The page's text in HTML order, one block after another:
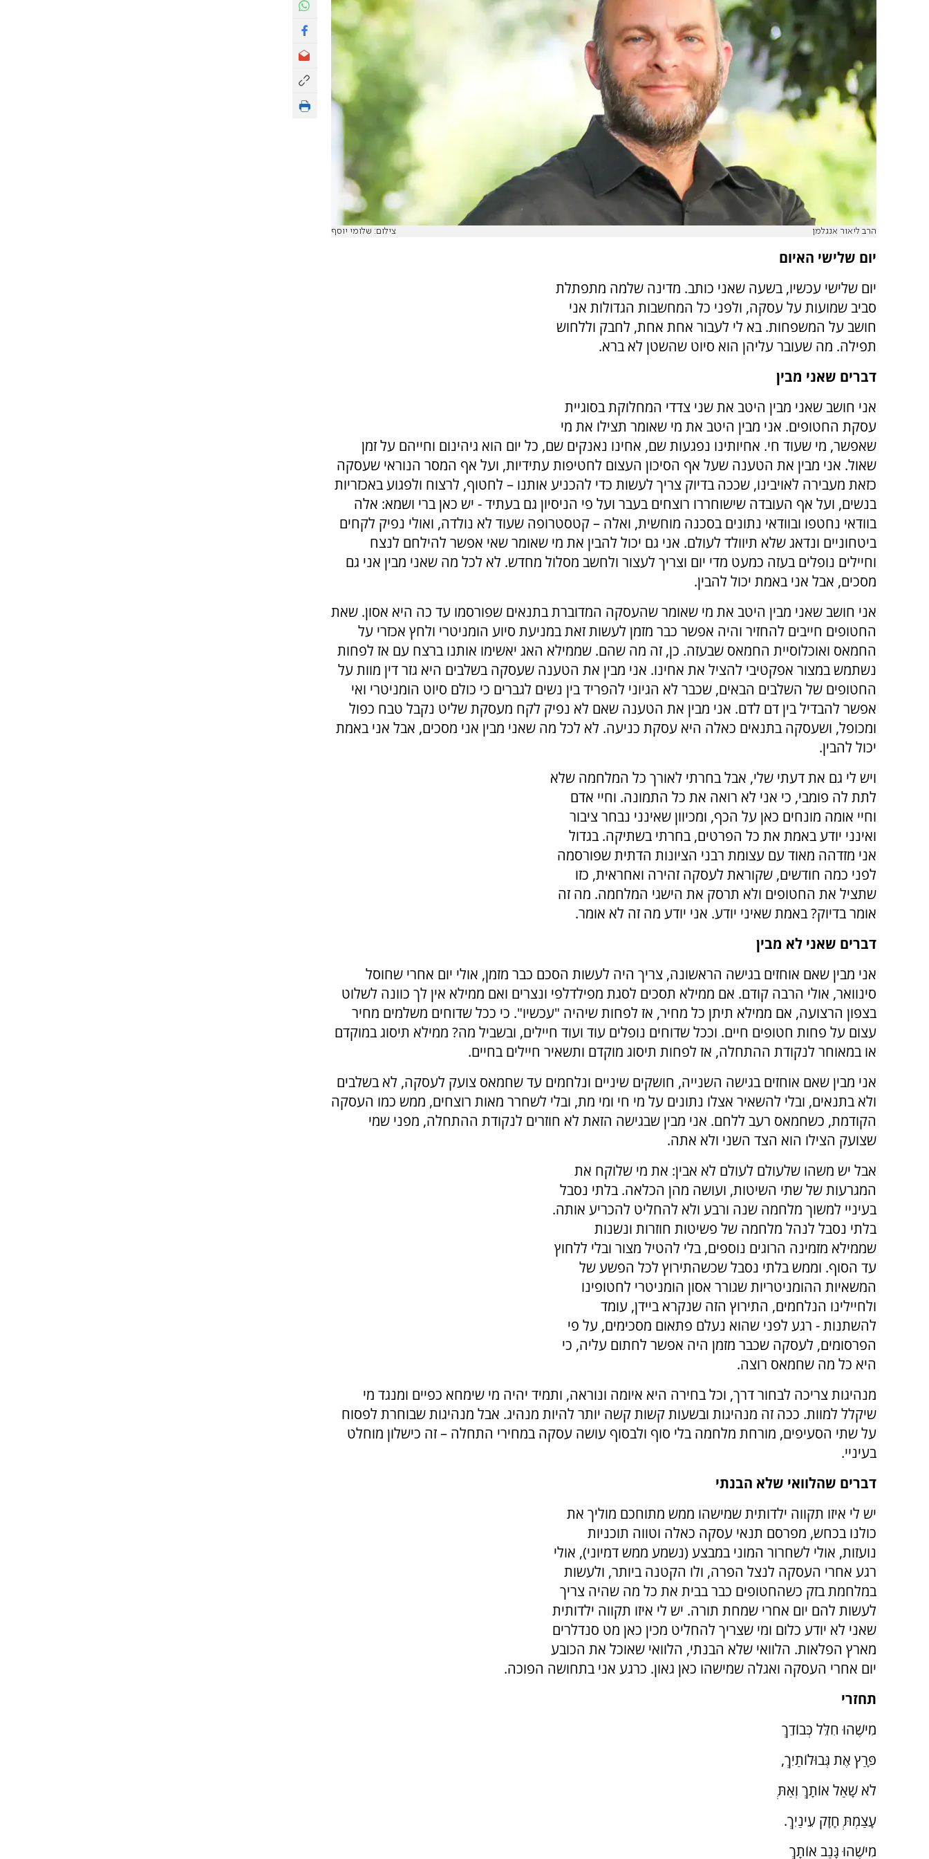
הרב ליאור אנגלמן צילום: שלומי יוסף
יום שלישי האיום
יום שלישי עכשיו, בשעה שאני כותב. מדינה שלמה מתפתלת
סביב שמועות על עסקה, ולפני כל המחשבות הגדולות אני
חושב על המשפחות. בא לי לעבור אחת אחת, לחבק וללחוש
תפילה. מה שעובר עליהן הוא סיוט שהשטן לא ברא.
דברים שאני מבין
אני חושב שאני מבין היטב את שני צדדי המחלוקת בסוגיית
עסקת החטופים. אני מבין היטב את מי שאומר תצילו את מי
שאפשר, מי שעוד חי. אחיותינו נפגעות שם, אחינו נאנקים שם, כל יום הוא גיהינום וחייהם על זמן
שאול. אני מבין את הטענה שעל אף הסיכון העצום לחטיפות עתידיות, ועל אף המסר הנוראי שעסקה
כזאת מעבירה לאויבינו, שככה בדיוק צריך לעשות כדי להכניע אותנו – לחטוף, לרצוח ולפגוע באכזריות
בנשים, ועל אף העובדה שישוחררו רוצחים בעבר ועל פי הניסיון גם בעתיד - יש כאן ברי ושמא: אלה
בוודאי נחטפו ובוודאי נתונים בסכנה מוחשית, ואלה – קטסטרופה שעוד לא נולדה, ואולי נפיק לקחים
ביטחוניים ונדאג שלא תיוולד לעולם. אני גם יכול להבין את מי שאומר שאי אפשר להילחם לנצח
וחיילים נופלים בעזה כמעט מדי יום וצריך לעצור ולחשב מסלול מחדש. לא לכל מה שאני מבין אני גם
מסכים, אבל אני באמת יכול להבין.
אני חושב שאני מבין היטב את מי שאומר שהעסקה המדוברת בתנאים שפורסמו עד כה היא אסון. שאת
החטופים חייבים להחזיר והיה אפשר כבר מזמן לעשות זאת במניעת סיוע הומניטרי ולחץ אכזרי על
החמאס ואוכלוסיית החמאס שבעזה. כן, זה מה שהם. שממילא האג יאשימו אותנו ברצח עם אז לפחות
נשתמש במצור אפקטיבי להציל את אחינו. אני מבין את הטענה שעסקה בשלבים היא גזר דין מוות על
החטופים של השלבים הבאים, שכבר לא הגיוני להפריד בין נשים לגברים כי כולם סיוט הומניטרי ואי
אפשר להבדיל בין דם לדם. אני מבין את הטענה שאם לא נפיק לקח מעסקת שליט נקבל טבח כפול
ומכופל, ושעסקה בתנאים כאלה היא עסקת כניעה. לא לכל מה שאני מבין אני מסכים, אבל אני באמת
יכול להבין.
ויש לי גם את דעתי שלי, אבל בחרתי לאורך כל המלחמה שלא
לתת לה פומבי, כי אני לא רואה את כל התמונה. וחיי אדם
וחיי אומה מונחים כאן על הכף, ומכיוון שאינני נבחר ציבור
ואינני יודע באמת את כל הפרטים, בחרתי בשתיקה. בגדול
אני מזדהה מאוד עם עצומת רבני הציונות הדתית שפורסמה
לפני כמה חודשים, שקוראת לעסקה זהירה ואחראית, כזו
שתציל את החטופים ולא תרסק את הישגי המלחמה. מה זה
אומר בדיוק? באמת שאיני יודע. אני יודע מה זה לא אומר.
דברים שאני לא מבין
אני מבין שאם אוחזים בגישה הראשונה, צריך היה לעשות הסכם כבר מזמן, אולי יום אחרי שחוסל
סינוואר, אולי הרבה קודם. אם ממילא תסכים לסגת מפילדלפי ונצרים ואם ממילא אין לך כוונה לשלוט
בצפון הרצועה, אם ממילא תיתן כל מחיר, אז לפחות שיהיה "עכשיו". כי ככל שדוחים משלמים מחיר
עצום על פחות חטופים חיים. וככל שדוחים נופלים עוד ועוד חיילים, ובשביל מה? ממילא תיסוג במוקדם
או במאוחר לנקודת ההתחלה, אז לפחות תיסוג מוקדם ותשאיר חיילים בחיים.
אני מבין שאם אוחזים בגישה השנייה, חושקים שיניים ונלחמים עד שחמאס צועק לעסקה, לא בשלבים
ולא בתנאים, ובלי להשאיר אצלו נתונים על מי חי ומי מת, ובלי לשחרר מאות רוצחים, ממש כמו העסקה
הקודמת, כשחמאס רעב ללחם. אני מבין שבגישה הזאת לא חוזרים לנקודת ההתחלה, מפני שמי
שצועק הצילו הוא הצד השני ולא אתה.
אבל יש משהו שלעולם לעולם לא אבין: את מי שלוקח את
המגרעות של שתי השיטות, ועושה מהן הכלאה. בלתי נסבל
בעיניי למשוך מלחמה שנה ורבע ולא להחליט להכריע אותה.
בלתי נסבל לנהל מלחמה של פשיטות חוזרות ונשנות
שממילא מזמינה הרוגים נוספים, בלי להטיל מצור ובלי ללחוץ
עד הסוף. וממש בלתי נסבל שכשהתירוץ לכל הפשע של
המשאיות ההומניטריות שגורר אסון הומניטרי לחטופינו
ולחיילינו הנלחמים, התירוץ הזה שנקרא ביידן, עומד
להשתנות - רגע לפני שהוא נעלם פתאום מסכימים, על פי
הפרסומים, לעסקה שכבר מזמן היה אפשר לחתום עליה, כי
היא כל מה שחמאס רוצה.
מנהיגות צריכה לבחור דרך, וכל בחירה היא איומה ונוראה, ותמיד יהיה מי שימחא כפיים ומנגד מי
שיקלל למוות. ככה זה מנהיגות ובשעות קשות קשה יותר להיות מנהיג. אבל מנהיגות שבוחרת לפסוח
על שתי הסעיפים, מורחת מלחמה בלי סוף ולבסוף עושה עסקה במחירי התחלה – זה כישלון מוחלט
בעיניי.
דברים שהלוואי שלא הבנתי
יש לי איזו תקווה ילדותית שמישהו ממש מתוחכם מוליך את
כולנו בכחש, מפרסם תנאי עסקה כאלה וטווה תוכניות
נועזות, אולי לשחרור המוני במבצע (נשמע ממש דמיוני), אולי
רגע אחרי העסקה לנצל הפרה, ולו הקטנה ביותר, ולעשות
במלחמת בזק כשהחטופים כבר בבית את כל מה שהיה צריך
לעשות להם יום אחרי שמחת תורה. יש לי איזו תקווה ילדותית
שאני לא יודע כלום ומי שצריך להחליט מכין כאן מט סנדלרים
מארץ הפלאות. הלוואי שלא הבנתי, הלוואי שאוכל את הכובע
יום אחרי העסקה ואגלה שמישהו כאן גאון. כרגע אני בתחושה הפוכה.
תחזרי
מִישֶׁהוּ חִלֵּל כְּבוֹדֵךְ
פָּרַץ אֶת גְּבוּלוֹתַיִךְ,
לֹא שָׁאַל אוֹתָךְ וְאַתְּ
עָצַמְתְּ חָזָק עֵינַיִךְ.
מִישֶׁהוּ גָּנַב אוֹתָךְ